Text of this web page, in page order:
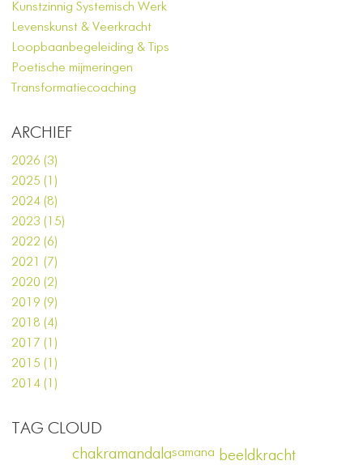
Kunstzinnig Systemisch Werk
Levenskunst & Veerkracht
Loopbaanbegeleiding & Tips
Poetische mijmeringen
Transformatiecoaching
ARCHIEF
2026 (3)
2025 (1)
2024 (8)
2023 (15)
2022 (6)
2021 (7)
2020 (2)
2019 (9)
2018 (4)
2017 (1)
2015 (1)
2014 (1)
TAG CLOUD
chakramandala beeldkracht
samana